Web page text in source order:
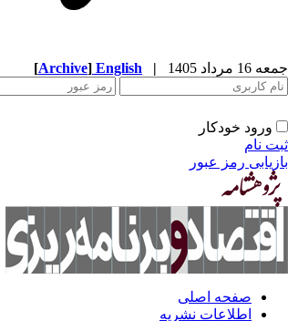
جمعه 16 مرداد 1405 |
English
[Archive]
ورود خودکار
ثبت نام
بازیابی رمز عبور
صفحه اصلی
اطلاعات نشریه